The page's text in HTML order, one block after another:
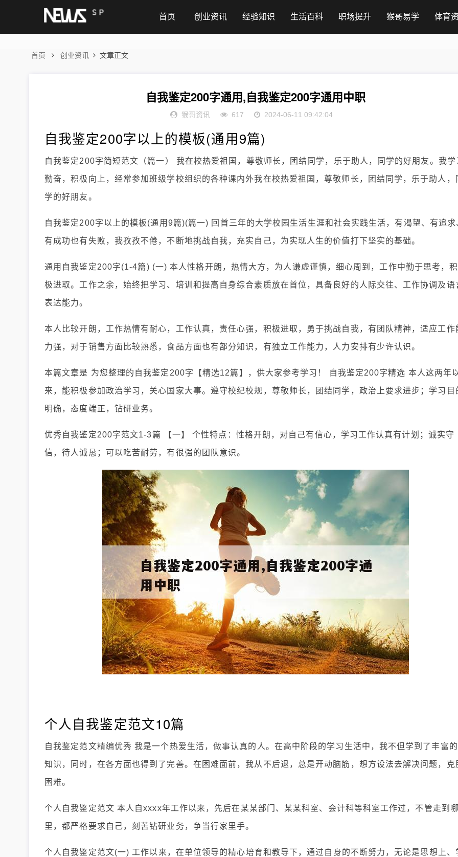
首页 创业资讯 经验知识 生活百科 职场提升 猴哥易学 体育
首页 创业资讯 文章正文
自我鉴定200字通用,自我鉴定200字通用中职
猴哥资讯 617 2024-06-11 09:42:04
自我鉴定200字以上的模板(通用9篇)
自我鉴定200字简短范文（篇一） 我在校热爱祖国，尊敬师长，团结同学，乐于助人，同学的好朋友。我学
勤奋，积极向上，经常参加班级学校组织的各种课内外我在校热爱祖国，尊敬师长，团结同学，乐于助人，
学的好朋友。
自我鉴定200字以上的模板(通用9篇)(篇一) 回首三年的大学校园生活生涯和社会实践生活，有渴望、有追求
有成功也有失败，我孜孜不倦，不断地挑战自我，充实自己，为实现人生的价值打下坚实的基础。
通用自我鉴定200字(1-4篇) (一) 本人性格开朗，热情大方，为人谦虚谨慎，细心周到，工作中勤于思考，积
极进取。工作之余，始终把学习、培训和提高自身综合素质放在首位，具备良好的人际交往、工作协调及语
表达能力。
本人比较开朗，工作热情有耐心，工作认真，责任心强，积极进取，勇于挑战自我，有团队精神，适应工作
力强，对于销售方面比较熟悉，食品方面也有部分知识，有独立工作能力，人力安排有少许认识。
本篇文章是 为您整理的自我鉴定200字【精选12篇】，供大家参考学习！ 自我鉴定200字精选 本人这两年
来，能积极参加政治学习，关心国家大事。遵守校纪校规，尊敬师长，团结同学，政治上要求进步；学习目
明确，态度端正，钻研业务。
优秀自我鉴定200字范文1-3篇 【一】 个性特点：性格开朗，对自己有信心，学习工作认真有计划；诚实守
信，待人诚恳；可以吃苦耐劳，有很强的团队意识。
个人自我鉴定范文10篇
自我鉴定范文精编优秀 我是一个热爱生活，做事认真的人。在高中阶段的学习生活中，我不但学到了丰富的
知识，同时，在各方面也得到了完善。在困难面前，我从不后退，总是开动脑筋，想方设法去解决问题，克
困难。
个人自我鉴定范文 本人自xxxx年工作以来，先后在某某部门、某某科室、会计科等科室工作过，不管走到哪
里，都严格要求自己，刻苦钻研业务，争当行家里手。
个人自我鉴定范文(一) 工作以来，在单位领导的精心培育和教导下，通过自身的不断努力，无论是思想上、